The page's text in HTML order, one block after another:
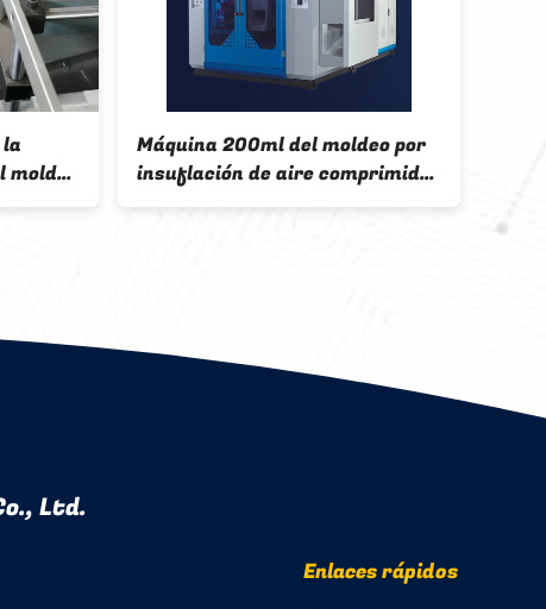
200ml del moldeo por
de aire comprimido
de Toy Toggle del
Botella química de la
10L del ventilador de
de la capa del HDPE de
máquina multi del
Ltd.
Enlaces rápidos